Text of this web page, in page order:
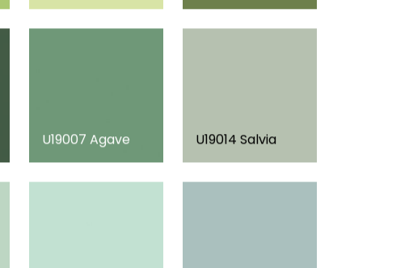
U19007 Agave U19014 Salvia